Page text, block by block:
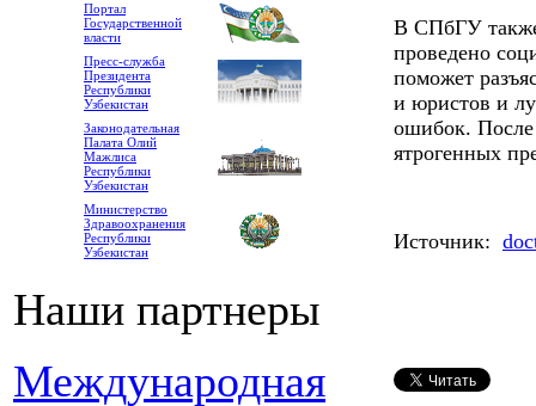
Портал
Государственной
власти
Пресс-служба
Президента
Республики
Узбекистан
Законодательная
Палата Олий
Мажлиса
Республики
Узбекистан
Министерство
Здравоохранения
Республики
Узбекистан
Наши партнеры
Международная
В СПбГУ
проведено
поможет
и юристов и
ошибок. После
ятрогенных
Источник: